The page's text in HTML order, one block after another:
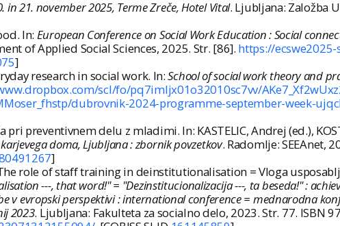
21. november 2025, Terme Zreče, Hotel Vital. Ljubljana: Založba
In: European Conference on Social Work Education : Social
of Applied Social Sciences, 2025. Str. [86]. https://
]
research in social work. In:School of social work theory and
scl/fo/pq7imljx01o32010sc7vv/
dubrovnik-2024-programme-september-week-
preventivnem delu z mladimi. In: KASTELIC, Andrej (ed.),
doma, Ljubljana : zbornik povzetkov. Radomlje: SEEAnet,
]
The role of staff training in deinstitutionalisation = Vloga
---, that word!" = "Dezinstitucionalizacija ---, ta beseda!" :
evropski perspektivi : international conference = mednarodna
2023. Ljubljana: Fakulteta za socialno delo, 2023. Str. 77. ISBN